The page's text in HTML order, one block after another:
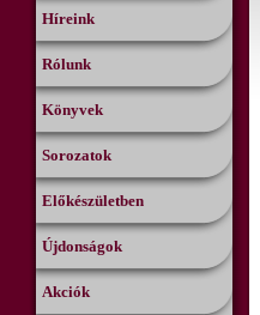
Híreink
Rólunk
Könyvek
Sorozatok
Előkészületben
Újdonságok
Akciók